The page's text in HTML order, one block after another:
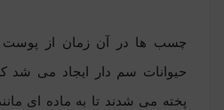
چسب ها در آن زمان از پوست
حیوانات سم دار ایجاد می شد
پخته می شدند تا به ماده ای